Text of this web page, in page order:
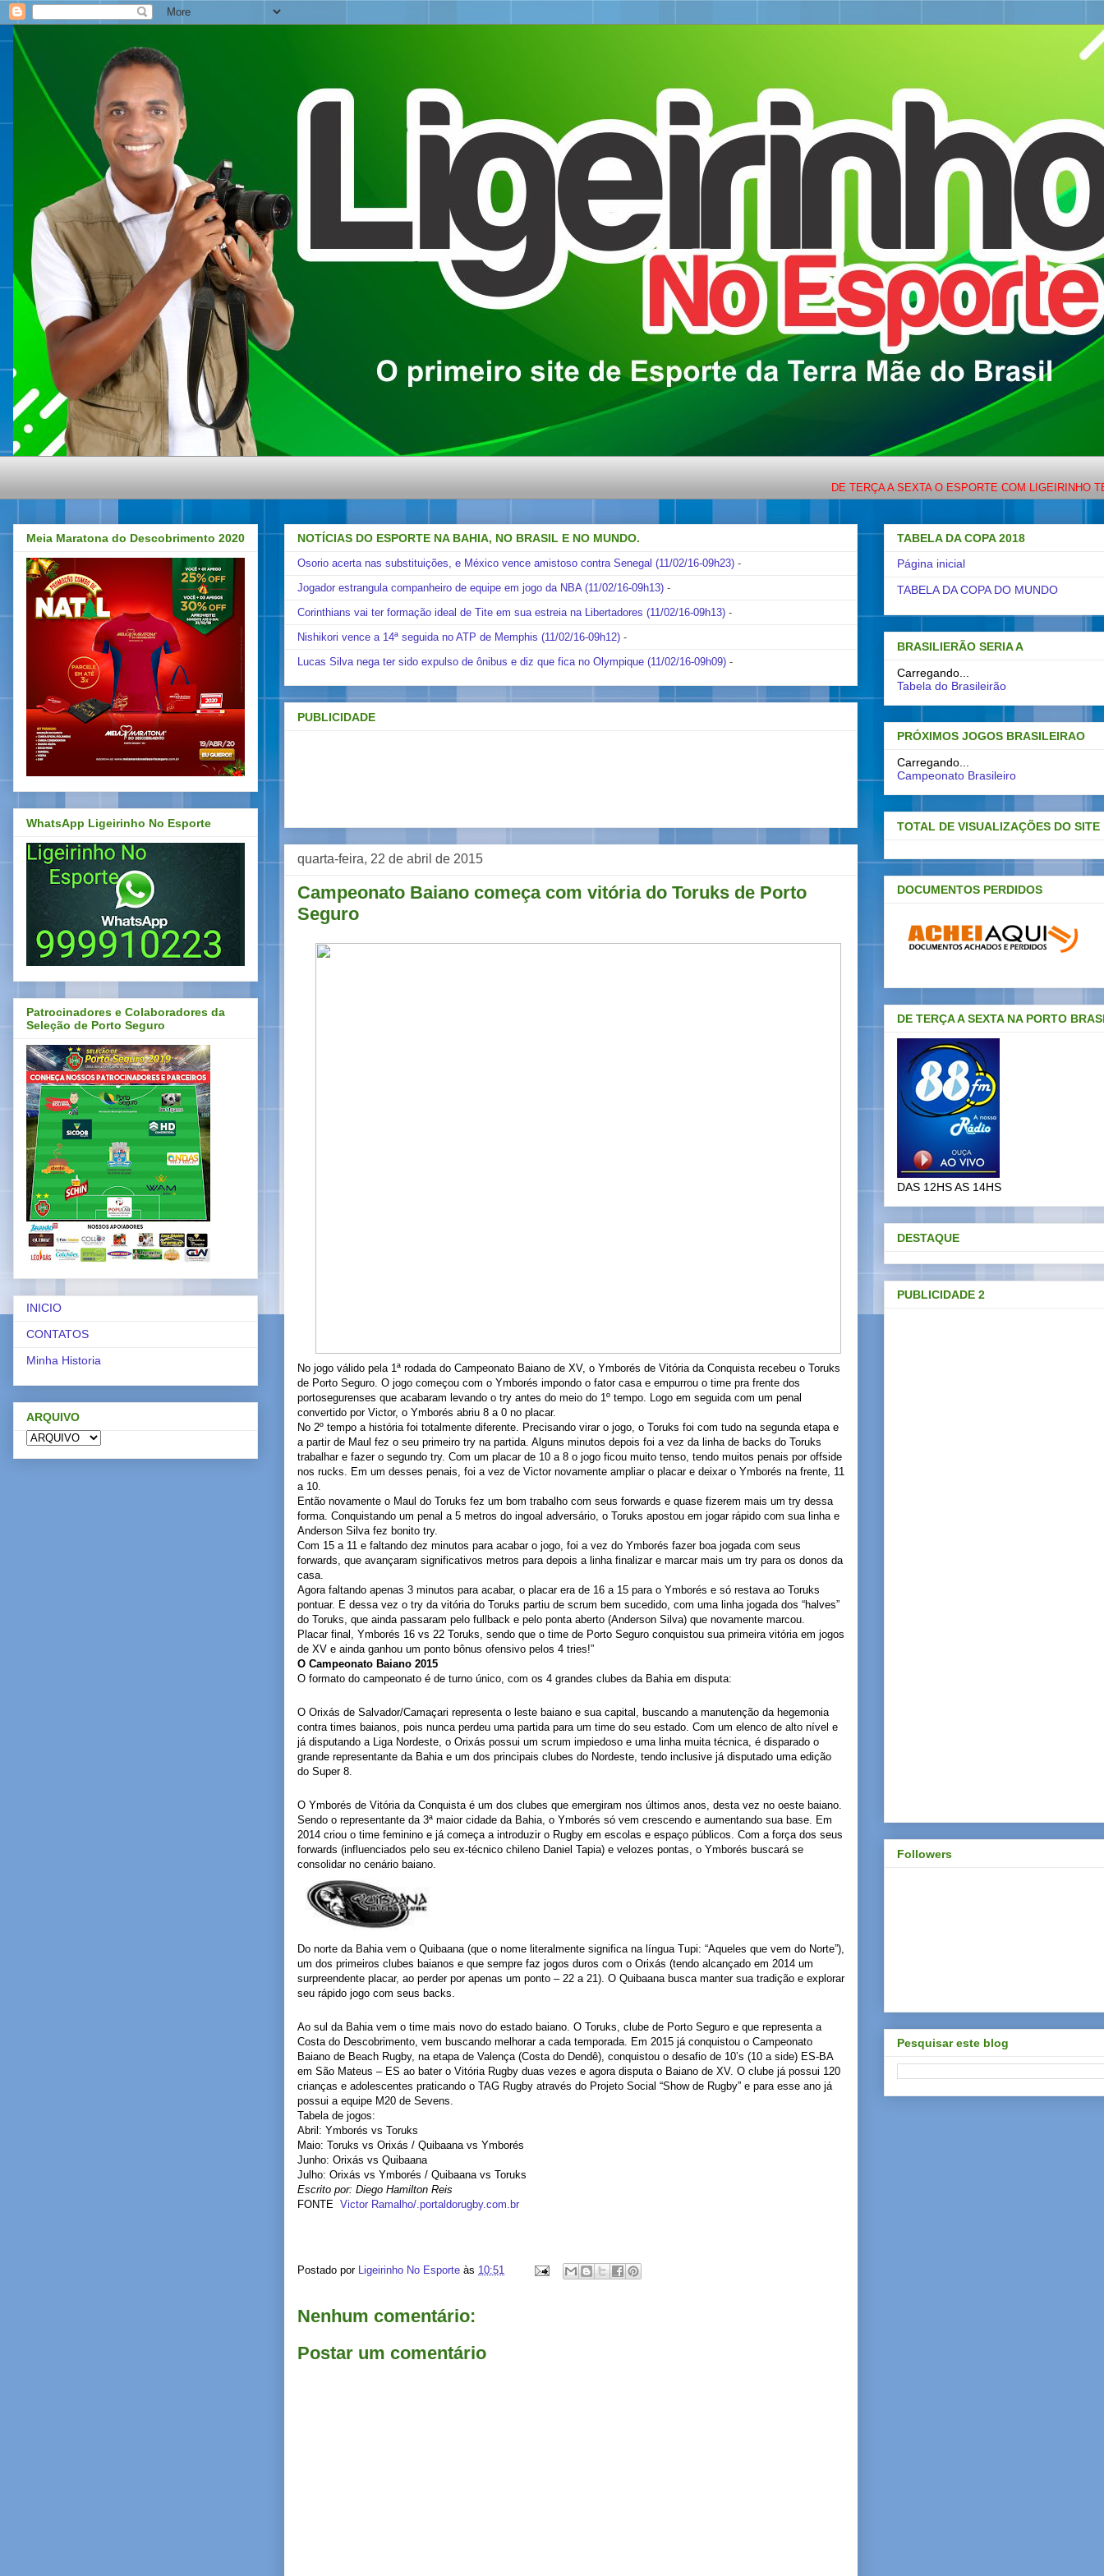
DE TERÇA A SEXTA O ESPORTE COM LIGEIRINHO TEM
NOTÍCIAS DO ESPORTE NA BAHIA, NO BRASIL E NO MUNDO.
Osorio acerta nas substituições, e México vence amistoso contra Senegal (11/02/16-09h23) -
Jogador estrangula companheiro de equipe em jogo da NBA (11/02/16-09h13) -
Corinthians vai ter formação ideal de Tite em sua estreia na Libertadores (11/02/16-09h13) -
Nishikori vence a 14ª seguida no ATP de Memphis (11/02/16-09h12) -
Lucas Silva nega ter sido expulso de ônibus e diz que fica no Olympique (11/02/16-09h09) -
PUBLICIDADE
quarta-feira, 22 de abril de 2015
Campeonato Baiano começa com vitória do Toruks de Porto
Seguro
No jogo válido pela 1ª rodada do Campeonato Baiano de XV, o Ymborés de Vitória da Conquista recebeu o Toruks
de Porto Seguro. O jogo começou com o Ymborés impondo o fator casa e empurrou o time pra frente dos
portosegurenses que acabaram levando o try antes do meio do 1º tempo. Logo em seguida com um penal
convertido por Victor, o Ymborés abriu 8 a 0 no placar.
No 2º tempo a história foi totalmente diferente. Precisando virar o jogo, o Toruks foi com tudo na segunda etapa e
a partir de Maul fez o seu primeiro try na partida. Alguns minutos depois foi a vez da linha de backs do Toruks
trabalhar e fazer o segundo try. Com um placar de 10 a 8 o jogo ficou muito tenso, tendo muitos penais por offside
nos rucks. Em um desses penais, foi a vez de Victor novamente ampliar o placar e deixar o Ymborés na frente, 11
a 10.
Então novamente o Maul do Toruks fez um bom trabalho com seus forwards e quase fizerem mais um try dessa
forma. Conquistando um penal a 5 metros do ingoal adversário, o Toruks apostou em jogar rápido com sua linha e
Anderson Silva fez bonito try.
Com 15 a 11 e faltando dez minutos para acabar o jogo, foi a vez do Ymborés fazer boa jogada com seus
forwards, que avançaram significativos metros para depois a linha finalizar e marcar mais um try para os donos da
casa.
Agora faltando apenas 3 minutos para acabar, o placar era de 16 a 15 para o Ymborés e só restava ao Toruks
pontuar. E dessa vez o try da vitória do Toruks partiu de scrum bem sucedido, com uma linha jogada dos “halves”
do Toruks, que ainda passaram pelo fullback e pelo ponta aberto (Anderson Silva) que novamente marcou.
Placar final, Ymborés 16 vs 22 Toruks, sendo que o time de Porto Seguro conquistou sua primeira vitória em jogos
de XV e ainda ganhou um ponto bônus ofensivo pelos 4 tries!”
O Campeonato Baiano 2015
O formato do campeonato é de turno único, com os 4 grandes clubes da Bahia em disputa:
O Orixás de Salvador/Camaçari representa o leste baiano e sua capital, buscando a manutenção da hegemonia
contra times baianos, pois nunca perdeu uma partida para um time do seu estado. Com um elenco de alto nível e
já disputando a Liga Nordeste, o Orixás possui um scrum impiedoso e uma linha muita técnica, é disparado o
grande representante da Bahia e um dos principais clubes do Nordeste, tendo inclusive já disputado uma edição
do Super 8.
O Ymborés de Vitória da Conquista é um dos clubes que emergiram nos últimos anos, desta vez no oeste baiano.
Sendo o representante da 3ª maior cidade da Bahia, o Ymborés só vem crescendo e aumentando sua base. Em
2014 criou o time feminino e já começa a introduzir o Rugby em escolas e espaço públicos. Com a força dos seus
forwards (influenciados pelo seu ex-técnico chileno Daniel Tapia) e velozes pontas, o Ymborés buscará se
consolidar no cenário baiano.
Do norte da Bahia vem o Quibaana (que o nome literalmente significa na língua Tupi: “Aqueles que vem do Norte”),
um dos primeiros clubes baianos e que sempre faz jogos duros com o Orixás (tendo alcançado em 2014 um
surpreendente placar, ao perder por apenas um ponto – 22 a 21). O Quibaana busca manter sua tradição e explorar
seu rápido jogo com seus backs.
Ao sul da Bahia vem o time mais novo do estado baiano. O Toruks, clube de Porto Seguro e que representa a
Costa do Descobrimento, vem buscando melhorar a cada temporada. Em 2015 já conquistou o Campeonato
Baiano de Beach Rugby, na etapa de Valença (Costa do Dendê), conquistou o desafio de 10’s (10 a side) ES-BA
em São Mateus – ES ao bater o Vitória Rugby duas vezes e agora disputa o Baiano de XV. O clube já possui 120
crianças e adolescentes praticando o TAG Rugby através do Projeto Social “Show de Rugby” e para esse ano já
possui a equipe M20 de Sevens.
Tabela de jogos:
Abril: Ymborés vs Toruks
Maio: Toruks vs Orixás / Quibaana vs Ymborés
Junho: Orixás vs Quibaana
Julho: Orixás vs Ymborés / Quibaana vs Toruks
Escrito por: Diego Hamilton Reis
FONTE Victor Ramalho/.portaldorugby.com.br
Postado por Ligeirinho No Esporte às 10:51
Nenhum comentário:
Postar um comentário
Meia Maratona do Descobrimento 2020
WhatsApp Ligeirinho No Esporte
Patrocinadores e Colaboradores da
Seleção de Porto Seguro
INICIO
CONTATOS
Minha Historia
ARQUIVO
TABELA DA COPA 2018
Página inicial
TABELA DA COPA DO MUNDO
BRASILIERÃO SERIA A
Carregando...
Tabela do Brasileirão
PRÓXIMOS JOGOS BRASILEIRAO
Carregando...
Campeonato Brasileiro
TOTAL DE VISUALIZAÇÕES DO SITE
DOCUMENTOS PERDIDOS
DE TERÇA A SEXTA NA PORTO
DAS 12HS AS 14HS
DESTAQUE
PUBLICIDADE 2
Followers
Pesquisar este blog